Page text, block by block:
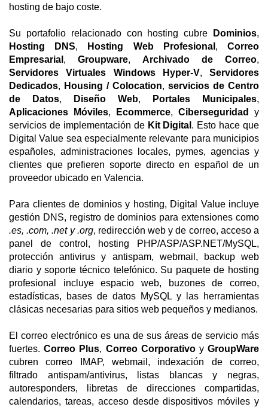
hosting de bajo coste.
Su portafolio relacionado con hosting cubre Dominios,
Hosting DNS, Hosting Web Profesional ,Correo
Empresarial , Groupware, Archivado de Correo,
Servidores Virtuales Windows Hyper-V, Servidores
Dedicados, Housing / Colocation, servicios de Centro
de Datos, Diseño Web, Portales Municipales,
Aplicaciones Móviles, Ecommerce, Ciberseguridad
y
servicios de implementación de Kit Digital . Esto hace que
Digital Value sea especialmente relevante para municipios
españoles, administraciones locales, pymes, agencias y
clientes que prefieren soporte directo en español de un
proveedor ubicado en Valencia.
Para clientes de dominios y hosting, Digital Value incluye
gestión DNS, registro de dominios para extensiones como
.es, .com, .net y .org, redirección web y de correo, acceso a
panel de control, hosting PHP/ASP/ASP.NET/MySQL,
protección antivirus y antispam, webmail, backup web
diario y soporte técnico telefónico. Su paquete de hosting
profesional incluye espacio web, buzones de correo,
estadísticas, bases de datos MySQL y las herramientas
clásicas necesarias para sitios web pequeños y medianos.
El correo electrónico es una de sus áreas de servicio más
fuertes.Correo Plus, Correo CorporativoyGroupWare
cubren correo IMAP, webmail, indexación de correo,
filtrado antispam/antivirus, listas blancas y negras,
autoresponders, libretas de direcciones compartidas,
calendarios, tareas, acceso desde dispositivos móviles y